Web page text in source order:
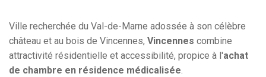
Ville recherchée du Val-de-Marne adossée à son célèbre
château et au bois de Vincennes, Vincennes combine
attractivité résidentielle et accessibilité, propice à l'achat
de chambre en résidence médicalisée.